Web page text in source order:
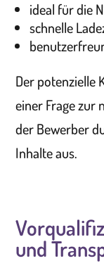
ideal für die
schnelle
Der potenzielle
einer Frage zur
der Bewerber
Inhalte aus.
und